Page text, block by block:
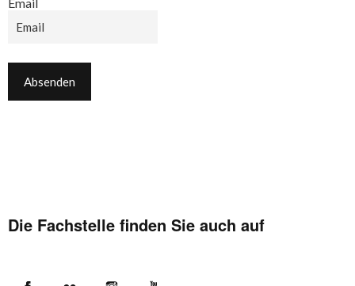
Email
Die Fachstelle finden Sie auch auf